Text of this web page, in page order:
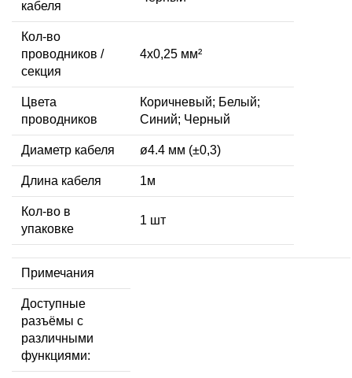
кабеля
Кол-во
проводников /
секция
4x0,25 мм²
Цвета
проводников
Коричневый; Белый;
Синий; Черный
Диаметр кабеля ø4.4 мм (±0,3)
Длина кабеля 1м
Кол-во в
упаковке
1 шт
Примечания
Доступные
разъёмы с
различными
функциями: